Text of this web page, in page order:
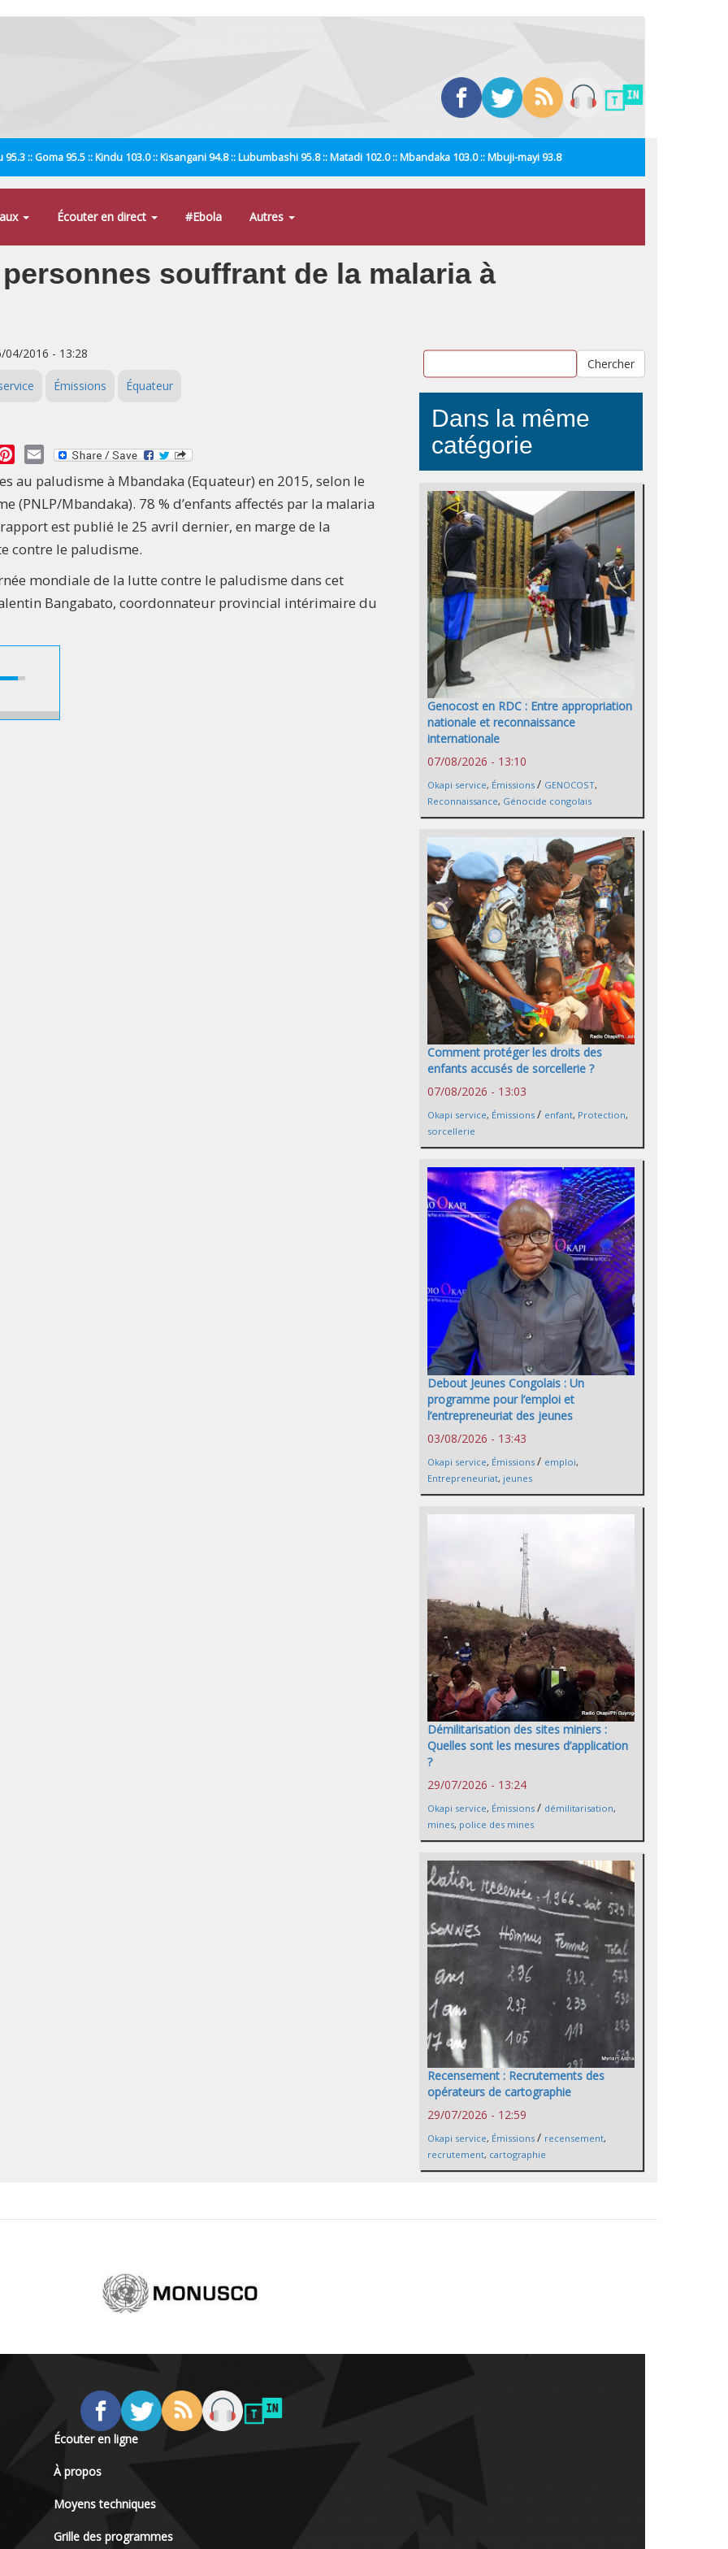
:: Goma 95.5 :: Kindu 103.0 :: Kisangani 94.8 :: Lubumbashi 95.8 :: Matadi 102.0 :: Mbandaka 103.0 :: Mbuji-mayi 93.8
Écouter en direct #Ebola Autres
souffrant de la malaria à
2016 - 13:28
Émissions Équateur
Pinterest
Email
au paludisme à Mbandaka (Equateur) en 2015, selon le
Mbandaka). 78 % d’enfants affectés par la malaria
est publié le 25 avril dernier, en marge de la
contre le paludisme.
mondiale de la lutte contre le paludisme dans cet
Bangabato, coordonnateur provincial intérimaire du
Chercher
Dans la même
catégorie
Genocost en RDC : Entre appropriation
nationale et reconnaissance
internationale
07/08/2026 - 13:10
Okapi service, Émissions / GENOCOST,
Reconnaissance, Génocide congolais
Comment protéger les droits des
enfants accusés de sorcellerie ?
07/08/2026 - 13:03
Okapi service, Émissions / enfant, Protection,
sorcellerie
Debout Jeunes Congolais : Un
programme pour l’emploi et
l’entrepreneuriat des jeunes
03/08/2026 - 13:43
Okapi service, Émissions / emploi,
Entrepreneuriat, jeunes
Démilitarisation des sites miniers :
Quelles sont les mesures d’application
?
29/07/2026 - 13:24
Okapi service, Émissions / démilitarisation,
mines, police des mines
Recensement : Recrutements des
opérateurs de cartographie
29/07/2026 - 12:59
Okapi service, Émissions / recensement,
recrutement, cartographie
Écouter en ligne
À propos
Moyens techniques
Grille des programmes